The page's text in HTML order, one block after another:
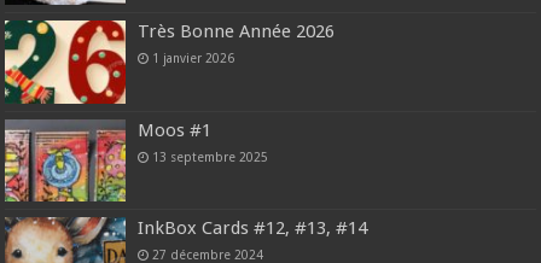
Très Bonne Année 2026
1 janvier 2026
Moos #1
13 septembre 2025
InkBox Cards #12, #13, #14
27 décembre 2024